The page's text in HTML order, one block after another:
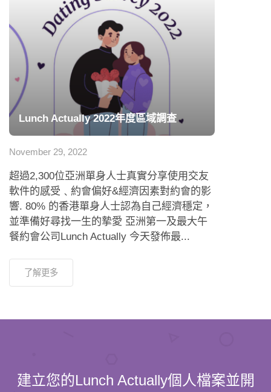
Lunch Actually 2022年度區域調查
November 29, 2022
超過2,300位亞洲單身人士真實分享使用交友
軟件的感受﹑約會偏好&經濟因素對約會的影
響. 80% 的香港單身人士認為自己經濟穩定，
並準備好尋找一生的摯愛 亞洲第一及最大午
餐約會公司Lunch Actually 今天發佈最...
了解更多
建立您的Lunch Actually個人檔案並開